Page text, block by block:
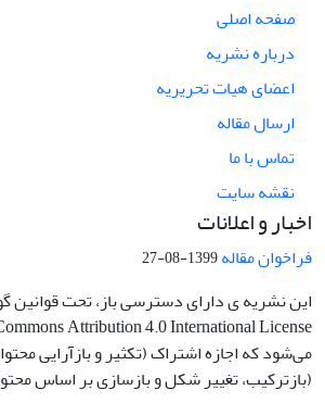
صفحه اصلی
درباره نشریه
اعضای هیات تحریریه
ارسال مقاله
تماس با ما
نقشه سایت
اخبار و اعلانات
فراخوان مقاله1399-08-27
این نشریه ی دارای دسترسی باز، تحت قوانین
می‌شود که اجازه اشتراک (تکثیر و بازآرایی
(بازترکیب، تغییر شکل و بازسازی بر اساس